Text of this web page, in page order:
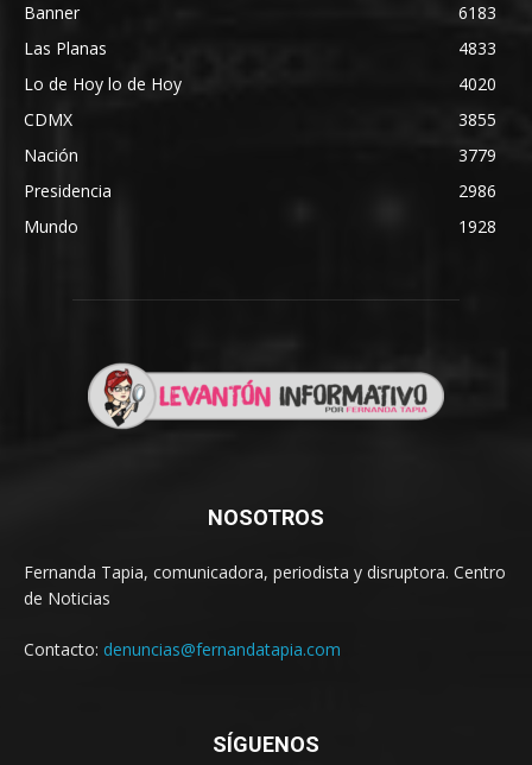
Banner
6183
Las Planas
4833
Lo de Hoy lo de Hoy
4020
CDMX
3855
Nación
3779
Presidencia
2986
Mundo
1928
NOSOTROS
Fernanda Tapia, comunicadora, periodista y disruptora. Centro
de Noticias
Contacto: denuncias@fernandatapia.com
SÍGUENOS